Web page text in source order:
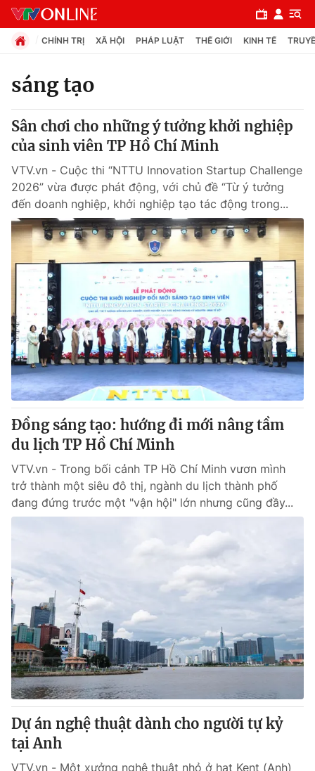
Chuyên mục
Chính trị
Xã hội
Pháp luật
Y tế
Thế giới
Tin tức
Thế giới đó đây
Câu chuyện quốc tế
Kinh tế
Tài chính
Thị trường
Góc doanh nghiệp
Dữ liệu và đời sống
Truyền hình
Phim VTV
Hậu trường
Nhân vật
Giải sao mai
Giải trí
Điện ảnh
Đời sống
Làm đẹp
Chất lượng cuộc sống
Tuyển sinh
Học trực tuyến
Công nghệ
Hitech Công nghệ tương lai
Sản phẩm
Thị trường
Tư vấn
Giao lưu trực tuyến
Lịch phát sóng
Chuyên mục khác
Emagazine
CHÍNH TRỊ XÃ HỘI PHÁP LUẬT THẾ GIỚI KINH TẾ
sáng tạo
Sân chơi cho những ý tưởng khởi nghiệp
của sinh viên TP Hồ Chí Minh
VTV.vn - Cuộc thi “NTTU Innovation Startup Challenge
2026” vừa được phát động, với chủ đề “Từ ý tưởng
đến doanh nghiệp, khởi nghiệp tạo tác động trong...
Đồng sáng tạo: hướng đi mới nâng tầm
du lịch TP Hồ Chí Minh
VTV.vn - Trong bối cảnh TP Hồ Chí Minh vươn mình
trở thành một siêu đô thị, ngành du lịch thành phố
đang đứng trước một "vận hội" lớn nhưng cũng đầy...
Dự án nghệ thuật dành cho người tự kỷ
tại Anh
VTV.vn - Một xưởng nghệ thuật nhỏ ở hạt Kent (Anh)